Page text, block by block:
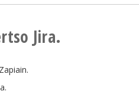
Jira.